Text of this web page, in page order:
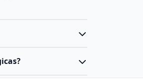
aprofundado dos